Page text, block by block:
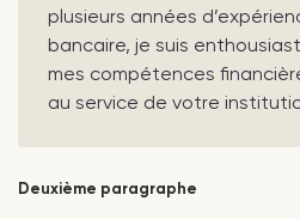
plusieurs années
bancaire, je suis
mes compétences
au service de votre
Deuxième paragraphe